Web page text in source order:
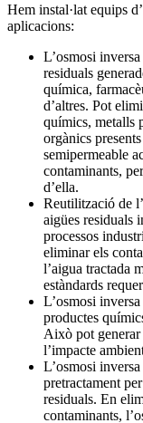
Hem instal·lat equips
aplicacions:
L’osmosi
residuals
química,
d’altres. Pot
químics, metalls
orgànics
semipermeable
contaminants,
d’ella.
Reutilització de
aigües residuals
processos
eliminar els
l’aigua tractada
estàndards
L’osmosi
productes
Això pot
l’impacte
L’osmosi
pretractament
residuals. En
contaminants,